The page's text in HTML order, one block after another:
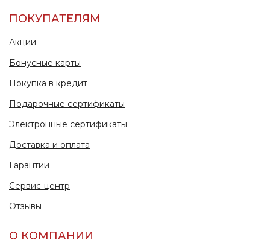
ПОКУПАТЕЛЯМ
Акции
Бонусные карты
Покупка в кредит
Подарочные сертификаты
Электронные сертификаты
Доставка и оплата
Гарантии
Сервис-центр
Отзывы
О КОМПАНИИ